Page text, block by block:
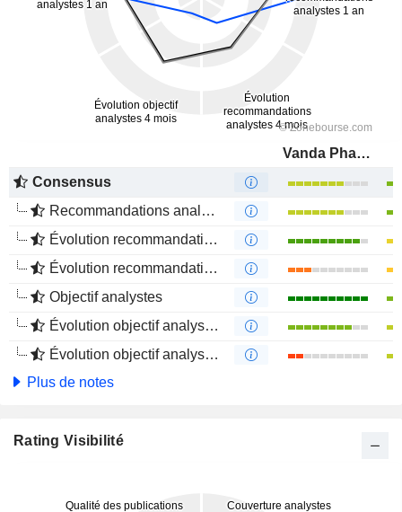
Vanda Pharmaceuticals Inc.
Consensus
Recommandations analystes
Évolution recommandations analystes 1 an
Évolution recommandations analystes 4 mois
Objectif analystes
Évolution objectif analystes 1 an
Évolution objectif analystes 4 mois
Plus de notes
Rating Visibilité